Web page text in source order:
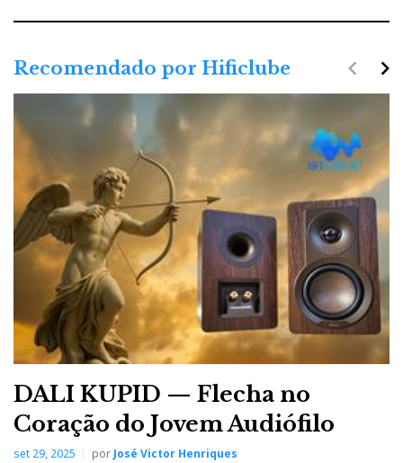
Recomendado por Hificlube
DALI KUPID — Flecha no
Coração do Jovem Audiófilo
set 29, 2025 porJosé Victor Henriques
navigate_next
navigate_before